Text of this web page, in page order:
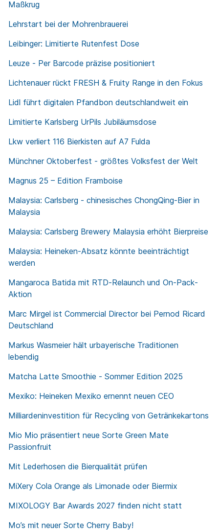
Maßkrug
Lehrstart bei der Mohrenbrauerei
Leibinger: Limitierte Rutenfest Dose
Leuze - Per Barcode präzise positioniert
Lichtenauer rückt FRESH & Fruity Range in den Fokus
Lidl führt digitalen Pfandbon deutschlandweit ein
Limitierte Karlsberg UrPils Jubiläumsdose
Lkw verliert 116 Bierkisten auf A7 Fulda
Münchner Oktoberfest - größtes Volksfest der Welt
Magnus 25 – Edition Framboise
Malaysia: Carlsberg - chinesisches ChongQing-Bier in
Malaysia
Malaysia: Carlsberg Brewery Malaysia erhöht Bierpreise
Malaysia: Heineken-Absatz könnte beeinträchtigt
werden
Mangaroca Batida mit RTD‐Relaunch und On‐Pack‐
Aktion
Marc Mirgel ist Commercial Director bei Pernod Ricard
Deutschland
Markus Wasmeier hält urbayerische Traditionen
lebendig
Matcha Latte Smoothie - Sommer Edition 2025
Mexiko: Heineken Mexiko ernennt neuen CEO
Milliardeninvestition für Recycling von Getränkekartons
Mio Mio präsentiert neue Sorte Green Mate
Passionfruit
Mit Lederhosen die Bierqualität prüfen
MiXery Cola Orange als Limonade oder Biermix
MIXOLOGY Bar Awards 2027 finden nicht statt
Mo’s mit neuer Sorte Cherry Baby!